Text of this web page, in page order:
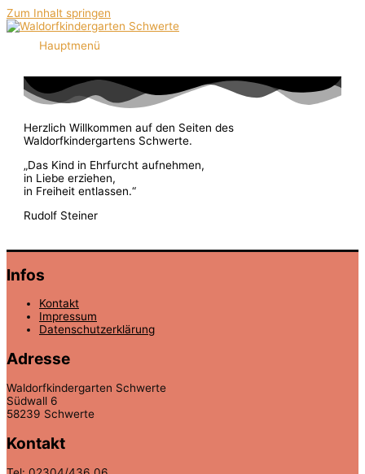
Zum Inhalt springen
Hauptmenü
Herzlich Willkommen auf den Seiten des
Waldorfkindergartens Schwerte.
„Das Kind in Ehrfurcht aufnehmen,
in Liebe erziehen,
in Freiheit entlassen.“
Rudolf Steiner
Infos
Kontakt
Impressum
Datenschutzerklärung
Adresse
Waldorfkindergarten Schwerte
Südwall 6
58239 Schwerte
Kontakt